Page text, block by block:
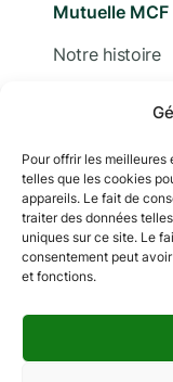
Pour offrir les
telles que les cookies
appareils. Le fait de
traiter des données
uniques sur ce site. Le
consentement peut
et fonctions.
Mutuelle MCF
Notre histoire
Adhérer
Documentation
Copyright ©